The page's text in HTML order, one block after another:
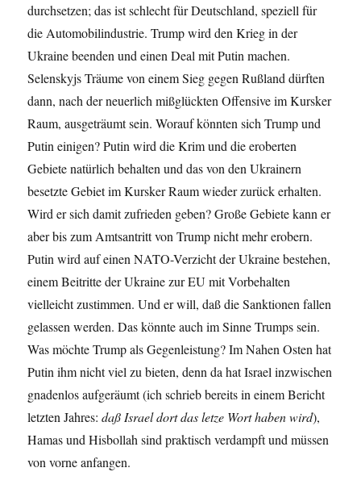
durchsetzen; das ist schlecht für Deutschland, speziell für
die Automobilindustrie. Trump wird den Krieg in der
Ukraine beenden und einen Deal mit Putin machen.
Selenskyjs Träume von einem Sieg gegen Rußland dürften
dann, nach der neuerlich mißglückten Offensive im Kursker
Raum, ausgeträumt sein. Worauf könnten sich Trump und
Putin einigen? Putin wird die Krim und die eroberten
Gebiete natürlich behalten und das von den Ukrainern
besetzte Gebiet im Kursker Raum wieder zurück erhalten.
Wird er sich damit zufrieden geben? Große Gebiete kann er
aber bis zum Amtsantritt von Trump nicht mehr erobern.
Putin wird auf einen NATO-Verzicht der Ukraine bestehen,
einem Beitritte der Ukraine zur EU mit Vorbehalten
vielleicht zustimmen. Und er will, daß die Sanktionen fallen
gelassen werden. Das könnte auch im Sinne Trumps sein.
Was möchte Trump als Gegenleistung? Im Nahen Osten hat
Putin ihm nicht viel zu bieten, denn da hat Israel inzwischen
gnadenlos aufgeräumt (ich schrieb bereits in einem Bericht
letzten Jahres:daß Israel dort das letze Wort haben wird),
Hamas und Hisbollah sind praktisch verdampft und müssen
von vorne anfangen.